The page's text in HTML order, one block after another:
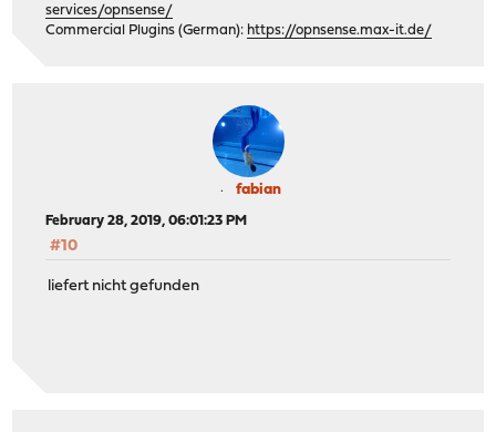
services/opnsense/
Commercial Plugins (German): https://opnsense.max-it.de/
fabian
February 28, 2019, 06:01:23 PM
#10
liefert nicht gefunden